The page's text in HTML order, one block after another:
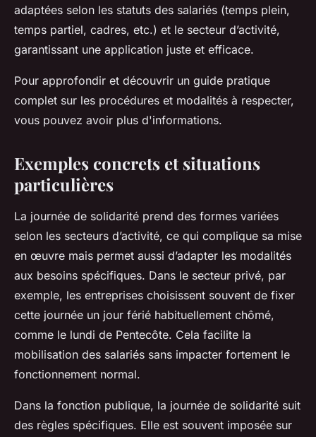
adaptées selon les statuts des salariés (temps plein,
temps partiel, cadres, etc.) et le secteur d’activité,
garantissant une application juste et efficace.
Pour approfondir et découvrir un guide pratique
complet sur les procédures et modalités à respecter,
vous pouvez avoir plus d'informations.
Exemples concrets et situations
particulières
La journée de solidarité prend des formes variées
selon les secteurs d’activité, ce qui complique sa mise
en œuvre mais permet aussi d’adapter les modalités
aux besoins spécifiques. Dans le secteur privé, par
exemple, les entreprises choisissent souvent de fixer
cette journée un jour férié habituellement chômé,
comme le lundi de Pentecôte. Cela facilite la
mobilisation des salariés sans impacter fortement le
fonctionnement normal.
Dans la fonction publique, la journée de solidarité suit
des règles spécifiques. Elle est souvent imposée sur